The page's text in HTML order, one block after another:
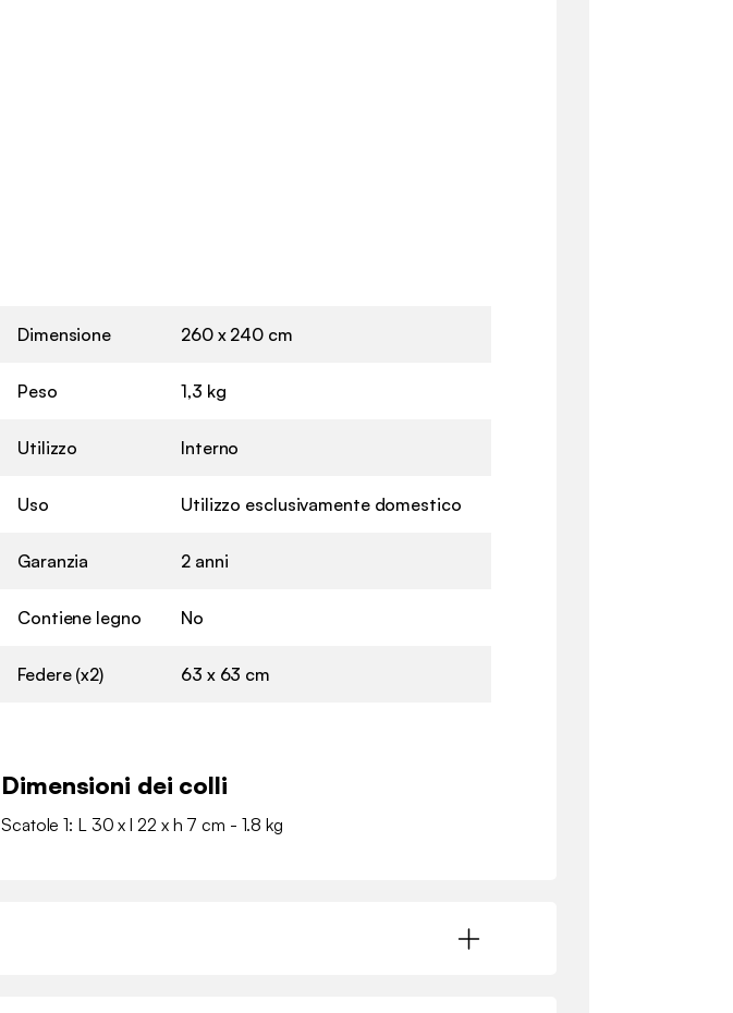
Dimensione 260 x 240 cm
Peso 1,3 kg
Utilizzo Interno
Uso Utilizzo esclusivamente domestico
Garanzia 2 anni
Contiene legno No
Federe (x2) 63 x 63 cm
Dimensioni dei colli
Scatole 1: L 30 x l 22 x h 7 cm - 1.8 kg